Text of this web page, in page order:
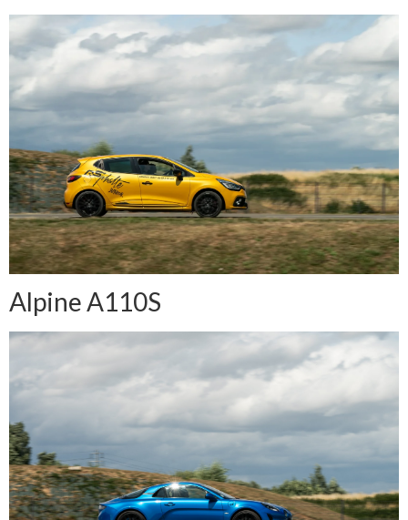
Alpine A110S